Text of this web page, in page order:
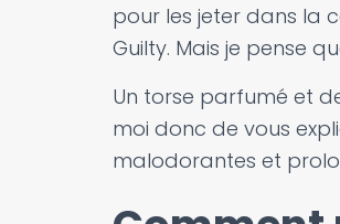
pour les jeter dans la
Guilty. Mais je pense
Un torse parfumé et
moi donc de vous
malodorantes et